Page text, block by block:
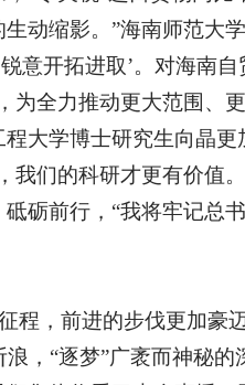
动缩影。”海南师范大
意开拓进取’。对海南
全力推动更大范围、
大学博士研究生向晶更
我们的科研才更有价值
砺前行，“我将牢记总
程，前进的步伐更加豪迈
，“逐梦”广袤而神秘